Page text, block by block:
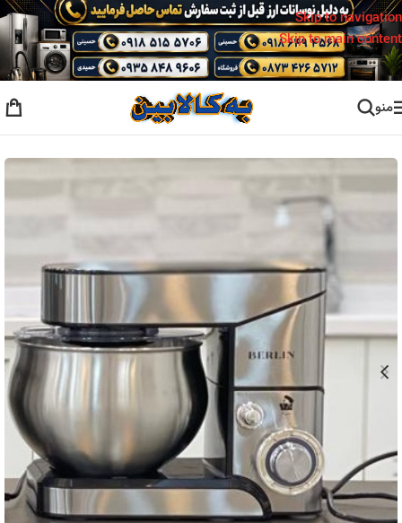
Skip to navigation
Skip to main content
منو